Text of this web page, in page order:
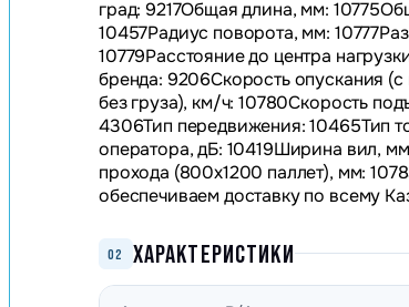
град: 9217Общая длина, мм:
10457Радиус поворота, мм:
10779Расстояние до центра
бренда: 9206Скорость опускания
без груза), км/ч: 10780Скорость
4306Тип передвижения: 10465Тип
оператора, дБ: 10419Ширина вил,
прохода (800х1200 паллет), мм:
обеспечиваем доставку по всему
02 ХАРАКТЕРИСТИКИ